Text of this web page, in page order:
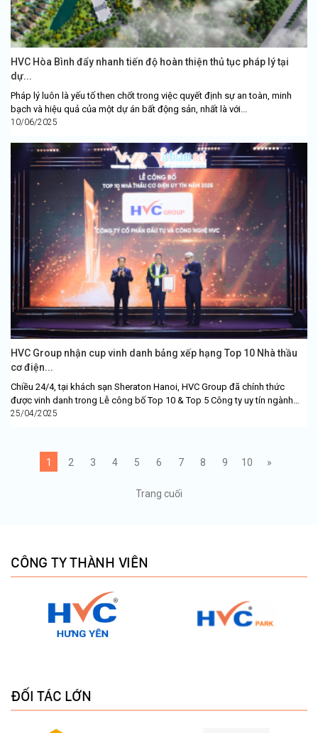
HVC Hòa Bình đẩy nhanh tiến độ hoàn thiện thủ tục pháp lý tại
dự...
Pháp lý luôn là yếu tố then chốt trong việc quyết định sự an toàn, minh
bạch và hiệu quả của một dự án bất động sản, nhất là với...
10/06/2025
HVC Group nhận cup vinh danh bảng xếp hạng Top 10 Nhà thầu
cơ điện...
Chiều 24/4, tại khách sạn Sheraton Hanoi, HVC Group đã chính thức
được vinh danh trong Lễ công bố Top 10 & Top 5 Công ty uy tín ngành
Bất...
25/04/2025
1 2 3 4 5 6 7 8 9 10 »
Trang cuối
CÔNG TY THÀNH VIÊN
ĐỐI TÁC LỚN